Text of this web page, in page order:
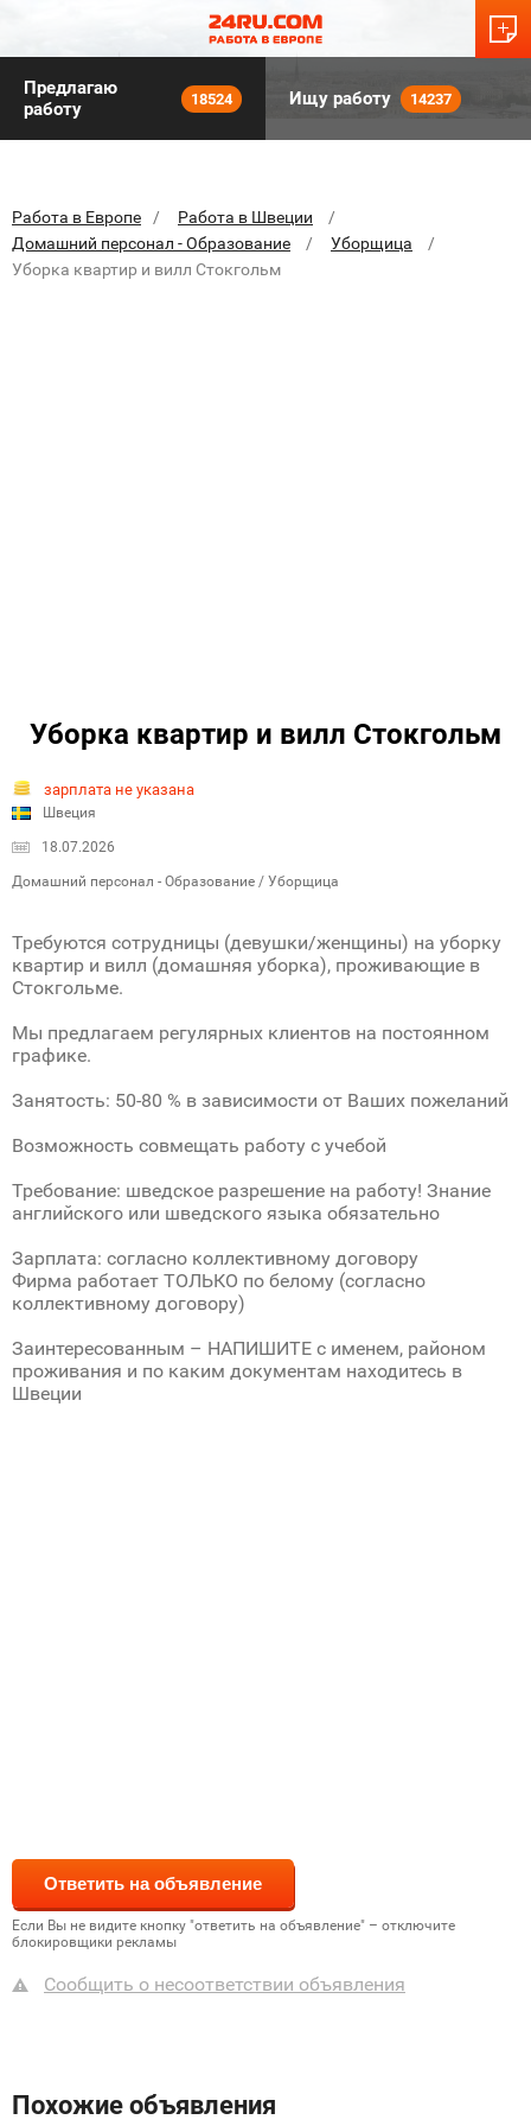
Предлагаю
работу
18524 Ищу работу 14237
Работа в Европе
Работа в Швеции
Домашний персонал - Образование
Уборщица
Уборка квартир и вилл Стокгольм
Уборка квартир и вилл Стокгольм
зарплата не указана
Швеция
18.07.2026
Домашний персонал - Образование / Уборщица
Требуются сотрудницы (девушки/женщины) на уборку
квартир и вилл (домашняя уборка), проживающие в
Стокгольме.
Мы предлагаем регулярных клиентов на постоянном
графике.
Занятость: 50-80 % в зависимости от Ваших пожеланий
Возможность совмещать работу с учебой
Требование: шведское разрешение на работу! Знание
английского или шведского языка обязательно
Зарплата: согласно коллективному договору
Фирма работает ТОЛЬКО по белому (согласно
коллективному договору)
Заинтересованным – НАПИШИТЕ с именем, районом
проживания и по каким документам находитесь в
Швеции
Если Вы не видите кнопку "ответить на объявление" – отключите
блокировщики рекламы
Сообщить о несоответствии объявления
Похожие объявления